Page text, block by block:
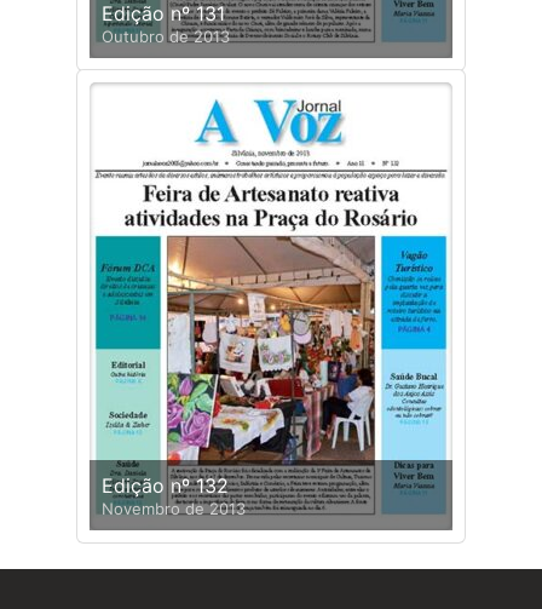
Edição nº 131
Outubro de 2013
Edição nº 132
Novembro de 2013